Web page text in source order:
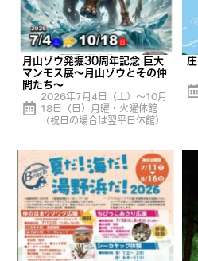
月山ゾウ発掘30周年記念 巨大
マンモス展〜月山ゾウとその仲
間たち〜
2026年7月4日（土）～10月
18日（日）月曜・火曜休館
（祝日の場合は翌平日休館）